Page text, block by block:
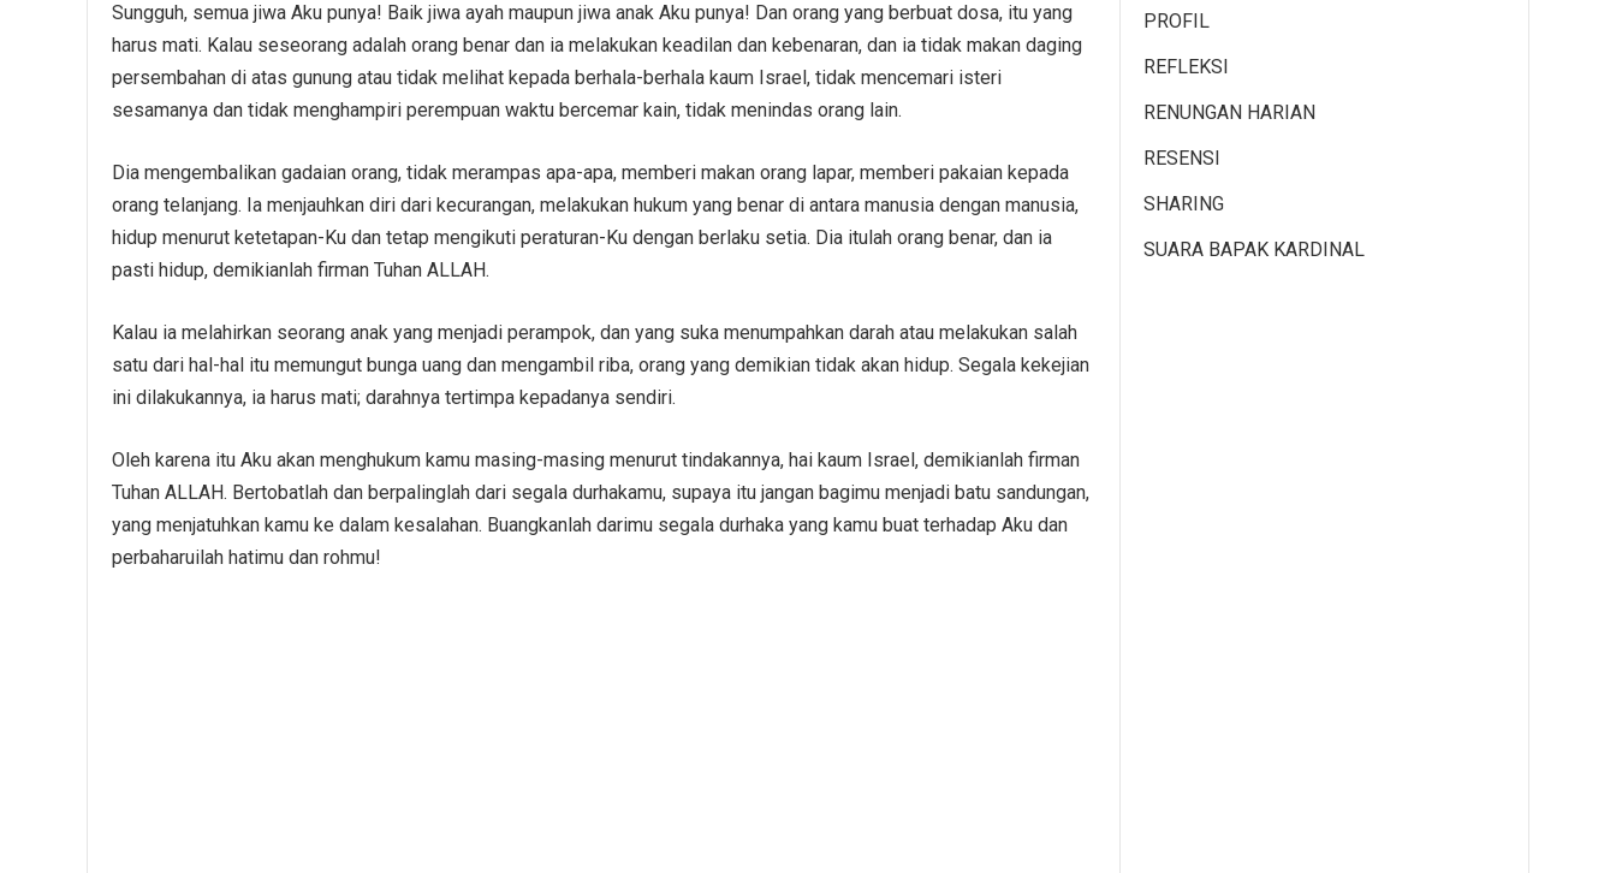
Sungguh, semua jiwa Aku punya! Baik jiwa ayah maupun jiwa anak Aku punya! Dan orang yang berbuat dosa, itu yang
harus mati. Kalau seseorang adalah orang benar dan ia melakukan keadilan dan kebenaran, dan ia tidak makan daging
persembahan di atas gunung atau tidak melihat kepada berhala-berhala kaum Israel, tidak mencemari isteri
sesamanya dan tidak menghampiri perempuan waktu bercemar kain, tidak menindas orang lain.
Dia mengembalikan gadaian orang, tidak merampas apa-apa, memberi makan orang lapar, memberi pakaian kepada
orang telanjang. Ia menjauhkan diri dari kecurangan, melakukan hukum yang benar di antara manusia dengan manusia,
hidup menurut ketetapan-Ku dan tetap mengikuti peraturan-Ku dengan berlaku setia. Dia itulah orang benar, dan ia
pasti hidup, demikianlah firman Tuhan ALLAH.
Kalau ia melahirkan seorang anak yang menjadi perampok, dan yang suka menumpahkan darah atau melakukan salah
satu dari hal-hal itu memungut bunga uang dan mengambil riba, orang yang demikian tidak akan hidup. Segala kekejian
ini dilakukannya, ia harus mati; darahnya tertimpa kepadanya sendiri.
Oleh karena itu Aku akan menghukum kamu masing-masing menurut tindakannya, hai kaum Israel, demikianlah firman
Tuhan ALLAH. Bertobatlah dan berpalinglah dari segala durhakamu, supaya itu jangan bagimu menjadi batu sandungan,
yang menjatuhkan kamu ke dalam kesalahan. Buangkanlah darimu segala durhaka yang kamu buat terhadap Aku dan
perbaharuilah hatimu dan rohmu!
PROFIL
REFLEKSI
RENUNGAN HARIAN
RESENSI
SHARING
SUARA BAPAK KARDINAL